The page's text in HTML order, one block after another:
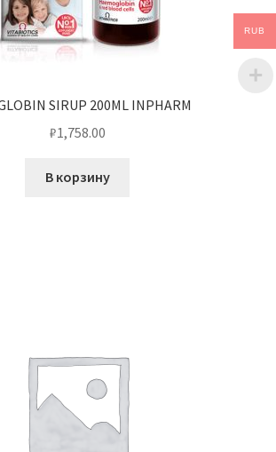
SIRUP 200ML INPHARM
₽1,758.00
В корзину
RUB